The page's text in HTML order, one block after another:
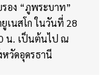
อง “ภูพระบาท”
เนสโก ในวันที่ 28
น. เป็นต้นไป ณ
วัดอุดรธานี